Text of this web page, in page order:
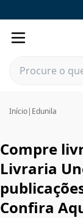
Início| Edunila
Compre
Livraria
Confira
Edunila|Livraria